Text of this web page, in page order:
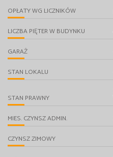
OPŁATY WG LICZNIKÓW
LICZBA PIĘTER W BUDYNKU
GARAŻ
STAN LOKALU
STAN PRAWNY
MIES. CZYNSZ ADMIN.
CZYNSZ ZIMOWY